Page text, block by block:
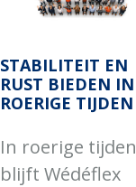
STABILITEIT EN
RUST BIEDEN IN
ROERIGE TIJDEN
In roerige tijden
blijft Wédéflex